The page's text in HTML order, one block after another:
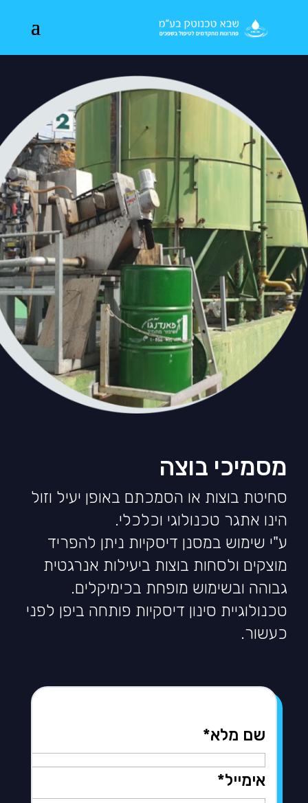
מסמיכי בוצה
סחיטת בוצות או הסמכתם באופן יעיל וזול
הינו אתגר טכנולוגי וכלכלי.
ע"י שימוש במסנן דיסקיות ניתן להפריד
מוצקים ולסחות בוצות ביעילות אנרגטית
גבוהה ובשימוש מופחת בכימיקלים.
טכנולוגיית סינון דיסקיות פותחה ביפן לפני
כעשור.
שם מלא*
אימייל*